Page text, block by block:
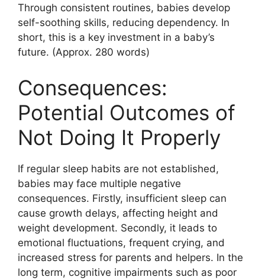
Through consistent routines, babies develop
self-soothing skills, reducing dependency. In
short, this is a key investment in a baby’s
future. (Approx. 280 words)
Consequences:
Potential Outcomes of
Not Doing It Properly
If regular sleep habits are not established,
babies may face multiple negative
consequences. Firstly, insufficient sleep can
cause growth delays, affecting height and
weight development. Secondly, it leads to
emotional fluctuations, frequent crying, and
increased stress for parents and helpers. In the
long term, cognitive impairments such as poor